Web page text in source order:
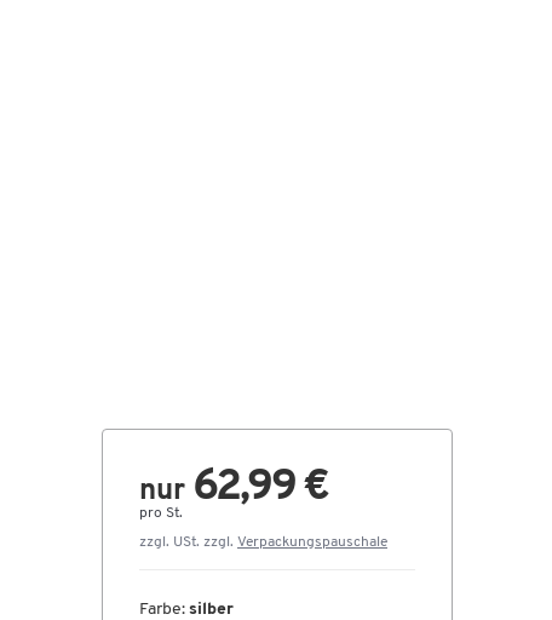
nur 62,99 €
pro St.
zzgl. USt. zzgl. Verpackungspauschale
Farbe: silber